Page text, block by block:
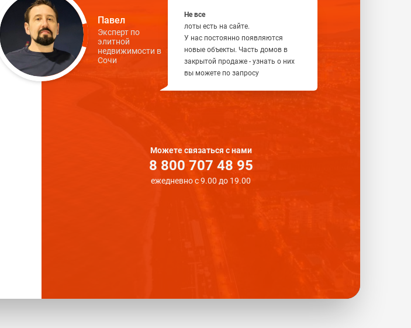
Можете связаться с нами
8 800 707 48 95
ежедневно с 9.00 до 19.00
Павел
Эксперт по
элитной
недвижимости в
Сочи
Не все
лоты есть на сайте.
У нас постоянно появляются
новые объекты. Часть домов в
закрытой продаже - узнать о них
вы можете по запросу